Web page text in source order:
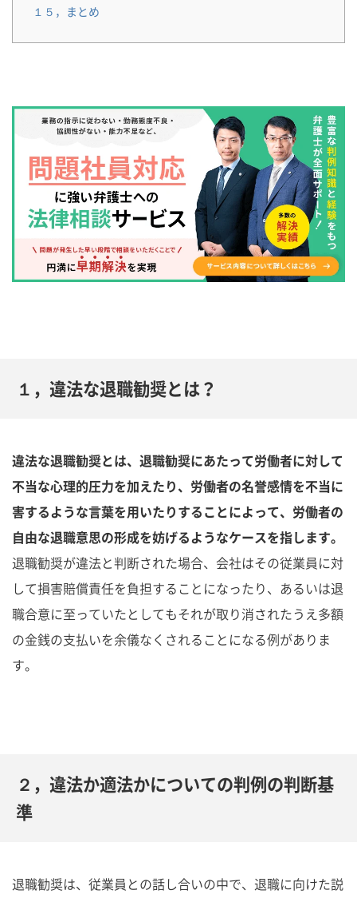
１５，まとめ
１，違法な退職勧奨とは？
違法な退職勧奨とは、退職勧奨にあたって労働者に対して
不当な心理的圧力を加えたり、労働者の名誉感情を不当に
害するような言葉を用いたりすることによって、労働者の
自由な退職意思の形成を妨げるようなケースを指します。
退職勧奨が違法と判断された場合、会社はその従業員に対
して損害賠償責任を負担することになったり、あるいは退
職合意に至っていたとしてもそれが取り消されたうえ多額
の金銭の支払いを余儀なくされることになる例がありま
す。
２，違法か適法かについての判例の判断基
準
退職勧奨は、従業員との話し合いの中で、退職に向けた説